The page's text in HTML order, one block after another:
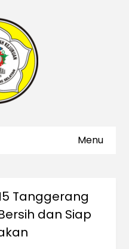
Menu
Tanggerang
dan Siap